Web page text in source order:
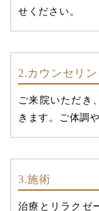
せください。
2.カウンセリ
ご来院いただき
きます。ご体調
3.施術
治療とリラクゼ